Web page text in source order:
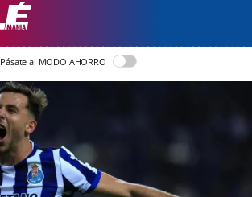
Pásate al MODO AHORRO